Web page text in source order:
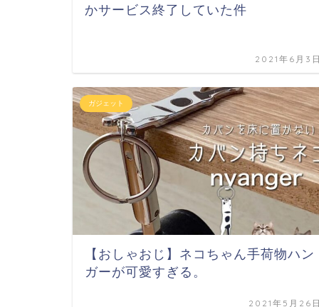
かサービス終了していた件
2021年6月3
ガジェット
【おしゃおじ】ネコちゃん手荷物ハン
ガーが可愛すぎる。
2021年5月26